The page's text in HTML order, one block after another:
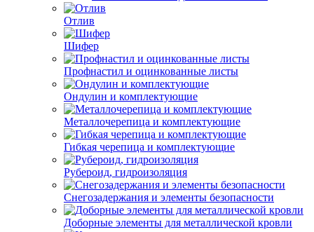
Отлив
Шифер
Профнастил и оцинкованные листы
Ондулин и комплектующие
Металлочерепица и комплектующие
Гибкая черепица и комплектующие
Рубероид, гидроизоляция
Снегозадержания и элементы безопасности
Доборные элементы для металлической кровли